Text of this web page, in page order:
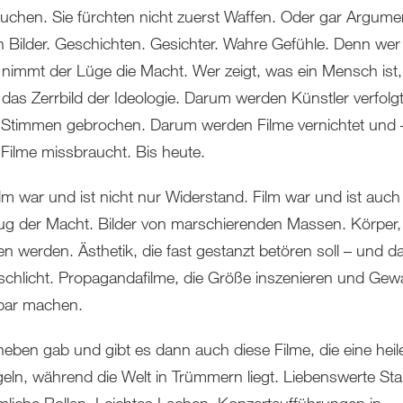
Sie fürchten nicht zuerst Waffen. Oder gar
Bilder. Geschichten. Gesichter. Wahre Gefühle. Denn
der Lüge die Macht. Wer zeigt, was ein Mensch ist,
Zerrbild der Ideologie. Darum werden Künstler
gebrochen. Darum werden Filme vernichtet und
missbraucht. Bis heute.
war und ist nicht nur Widerstand. Film war und ist auch
der Macht. Bilder von marschierenden Massen.
werden. Ästhetik, die fast gestanzt betören soll – und
Propagandafilme, die Größe inszenieren und
machen.
gab und gibt es dann auch diese Filme, die eine
während die Welt in Trümmern liegt. Liebenswerte